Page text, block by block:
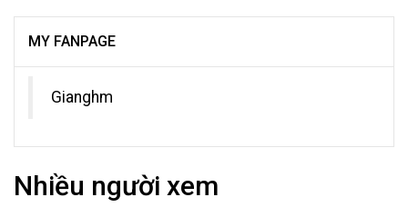
MY FANPAGE
Gianghm
Nhiều người xem